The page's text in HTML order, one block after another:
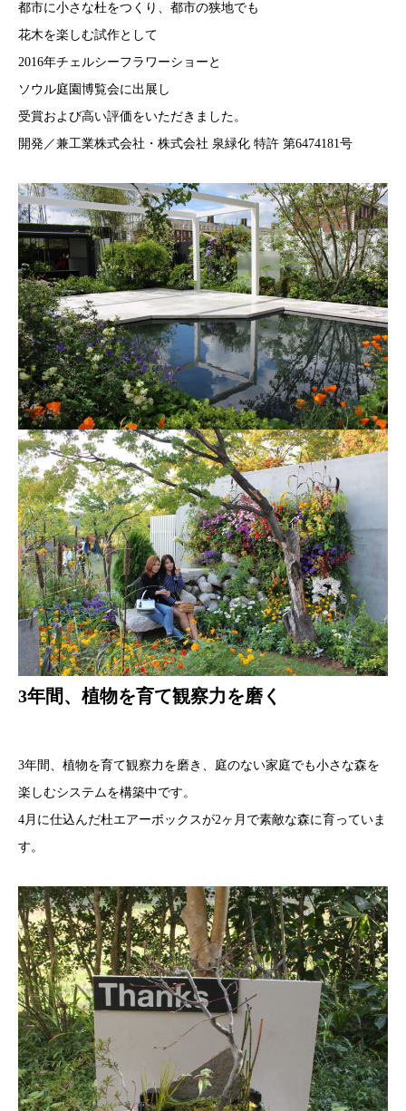
都市に小さな杜をつくり、都市の狭地でも
花木を楽しむ試作として
2016年チェルシーフラワーショーと
ソウル庭園博覧会に出展し
受賞および高い評価をいただきました。
開発／兼工業株式会社・株式会社 泉緑化 特許 第6474181号
3年間、植物を育て観察力を磨く
3年間、植物を育て観察力を磨き、庭のない家庭でも小さな森を
楽しむシステムを構築中です。
4月に仕込んだ杜エアーボックスが2ヶ月で素敵な森に育っていま
す。